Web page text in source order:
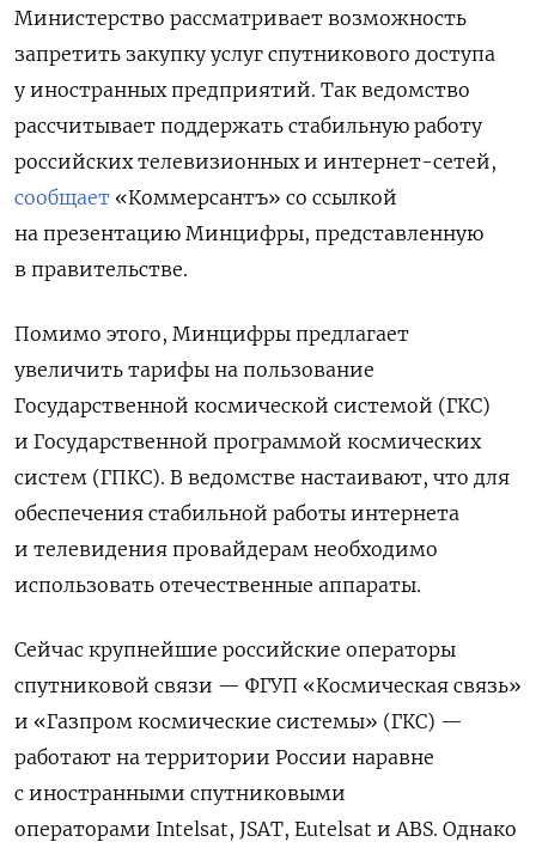
Министерство рассматривает возможность
запретить закупку услуг спутникового доступа
у иностранных предприятий. Так ведомство
рассчитывает поддержать стабильную работу
российских телевизионных и интернет-сетей,
сообщает «Коммерсантъ» со ссылкой
на презентацию Минцифры, представленную
в правительстве.
Помимо этого, Минцифры предлагает
увеличить тарифы на пользование
Государственной космической системой (ГКС)
и Государственной программой космических
систем (ГПКС). В ведомстве настаивают, что для
обеспечения стабильной работы интернета
и телевидения провайдерам необходимо
использовать отечественные аппараты.
Сейчас крупнейшие российские операторы
спутниковой связи — ФГУП «Космическая связь»
и «Газпром космические системы» (ГКС) —
работают на территории России наравне
с иностранными спутниковыми
операторами Intelsat, JSAT, Eutelsat и ABS. Однако